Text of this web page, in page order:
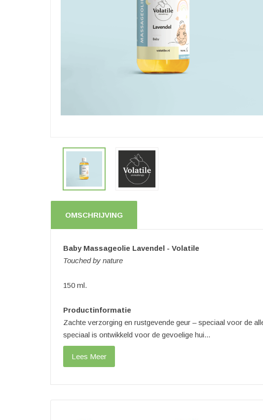
OMSCHRIJVING
Baby Massageolie Lavendel - Volatile
Touched by nature
150 ml.
Productinformatie
Zachte verzorging en rustgevende geur – speciaal voor de
speciaal is ontwikkeld voor de gevoelige hui...
Lees Meer